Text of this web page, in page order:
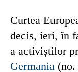
Curtea
decis, ieri, în
a activiștilor
Germania (no.